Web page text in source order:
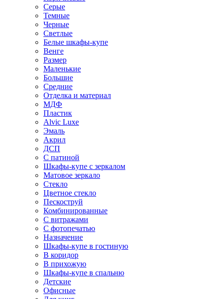
Серые
Темные
Черные
Светлые
Белые шкафы-купе
Венге
Размер
Маленькие
Большие
Средние
Отделка и материал
МДФ
Пластик
Alvic Luxe
Эмаль
Акрил
ДСП
С патиной
Шкафы-купе с зеркалом
Матовое зеркало
Стекло
Цветное стекло
Пескоструй
Комбинированные
С витражами
С фотопечатью
Назначение
Шкафы-купе в гостиную
В коридор
В прихожую
Шкафы-купе в спальню
Детские
Офисные